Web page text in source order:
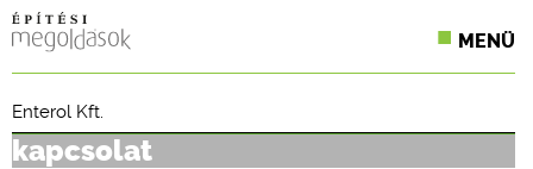
MENÜ
Enterol Kft.
kapcsolat